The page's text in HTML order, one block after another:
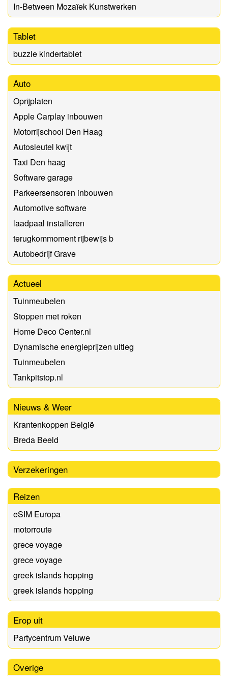
In-Between Mozaïek Kunstwerken
Tablet
buzzle kindertablet
Auto
Oprijplaten
Apple Carplay inbouwen
Motorrijschool Den Haag
Autosleutel kwijt
Taxi Den haag
Software garage
Parkeersensoren inbouwen
Automotive software
laadpaal installeren
terugkommoment rijbewijs b
Autobedrijf Grave
Actueel
Tuinmeubelen
Stoppen met roken
Home Deco Center.nl
Dynamische energieprijzen uitleg
Tuinmeubelen
Tankpitstop.nl
Nieuws & Weer
Krantenkoppen België
Breda Beeld
Verzekeringen
Reizen
eSIM Europa
motorroute
grece voyage
grece voyage
greek islands hopping
greek islands hopping
Erop uit
Partycentrum Veluwe
Overige